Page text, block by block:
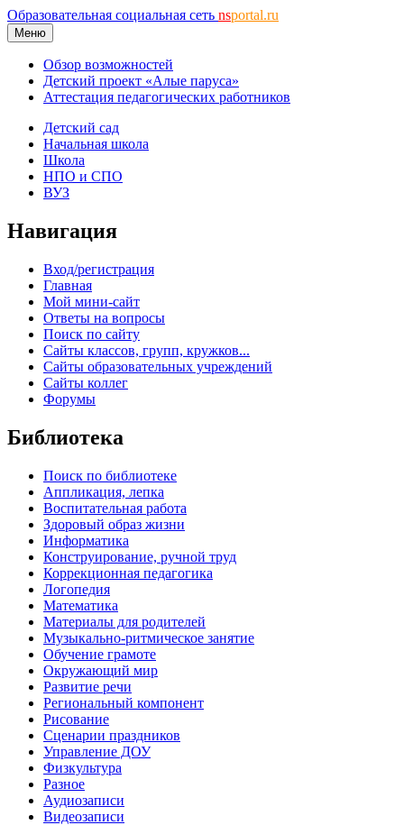
Образовательная социальная сеть nsportal.ru
Меню
Обзор возможностей
Детский проект «Алые паруса»
Аттестация педагогических работников
Детский сад
Начальная школа
Школа
НПО и СПО
ВУЗ
Навигация
Вход/регистрация
Главная
Мой мини-сайт
Ответы на вопросы
Поиск по сайту
Сайты классов, групп, кружков...
Сайты образовательных учреждений
Сайты коллег
Форумы
Библиотека
Поиск по библиотеке
Аппликация, лепка
Воспитательная работа
Здоровый образ жизни
Информатика
Конструирование, ручной труд
Коррекционная педагогика
Логопедия
Математика
Материалы для родителей
Музыкально-ритмическое занятие
Обучение грамоте
Окружающий мир
Развитие речи
Региональный компонент
Рисование
Сценарии праздников
Управление ДОУ
Физкультура
Разное
Аудиозаписи
Видеозаписи